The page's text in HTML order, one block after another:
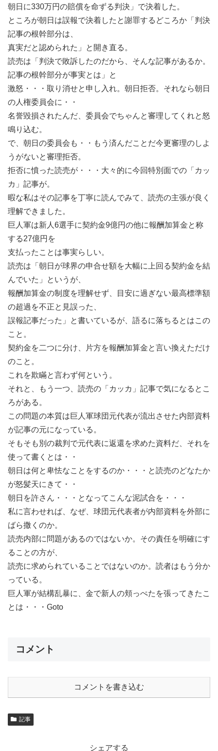
朝日に330万円の賠償を命ずる判決」で決着した。
ところが朝日は誤報で決着したと謝罪するどころか「判決
記事の根幹部分は、
真実だと認められた」と開き直る。
読売は「判決で敗訴したのだから、そんな記事があるか。
記事の根幹部分が事実とは」と
激怒・・・取り消せと申し入れ。朝日拒否。それなら朝日
の人権委員会に・・
名誉毀損されたんだ、委員会でちゃんと審理してくれと怒
鳴り込む。
で、朝日の委員会も・・もう済んだことだ今更審理のしよ
うがないと審理拒否。
拒否に憤った読売が・・・大々的に今回特別面での「カッ
カ」記事が。
暇な私はその記事を丁寧に読んでみて、読売の主張が良く
理解できました。
巨人軍は新人6選手に契約金9億円の他に報酬加算金と称
する27億円を
支払ったことは事実らしい。
読売は「朝日が球界の申合せ額を大幅に上回る契約金を結
んでいた」というが、
報酬加算金の制度を理解せず、目安に過ぎない最高標準額
の超過を不正と見誤った、
誤報記事だった」と書いているが、語るに落ちるとはこの
こと。
契約金を二つに分け、片方を報酬加算金と言い換えただけ
のこと。
これを欺瞞と言わず何という。
それと、もう一つ、読売の「カッカ」記事で気になるとこ
ろがある。
この問題の本質は巨人軍球団元代表が流出させた内部資料
が記事の元になっている。
そもそも別の裁判で元代表に返還を求めた資料だ、それを
使って書くとは・・
朝日は何と卑怯なことをするのか・・・と読売のどなたか
が怒髪天にきて・・
朝日を許さん・・・となってこんな泥試合を・・・
私に言わせれば、なぜ、球団元代表者が内部資料を外部に
ばら撒くのか。
読売内部に問題があるのではないか。その責任を明確にす
ることの方が、
読売に求められていることではないのか。読者はもう分か
っている。
巨人軍が結構乱暴に、金で新人の頬っぺたを張ってきたこ
とは・・・Goto
コメント
コメントを書き込む
記事
シェアする